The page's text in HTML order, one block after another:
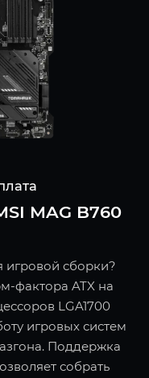
MAG B760
игровой сборки?
фактора ATX на
LGA1700
игровых систем
Поддержка
собрать